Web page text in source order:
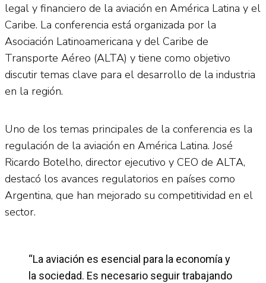
legal y financiero de la aviación en América Latina y el
Caribe. La conferencia está organizada por la
Asociación Latinoamericana y del Caribe de
Transporte Aéreo (ALTA) y tiene como objetivo
discutir temas clave para el desarrollo de la industria
en la región.
Uno de los temas principales de la conferencia es la
regulación de la aviación en América Latina. José
Ricardo Botelho, director ejecutivo y CEO de ALTA,
destacó los avances regulatorios en países como
Argentina, que han mejorado su competitividad en el
sector.
“La aviación es esencial para la economía y
la sociedad. Es necesario seguir trabajando